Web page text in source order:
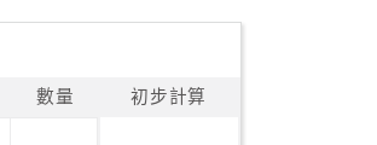
數量 初步計算